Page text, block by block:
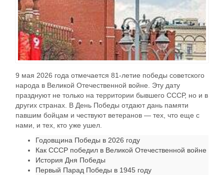
9 мая 2026 года отмечается 81-летие победы советского
народа в Великой Отечественной войне. Эту дату
празднуют не только на территории бывшего СССР, но и в
других странах. В День Победы отдают дань памяти
павшим бойцам и чествуют ветеранов — тех, что еще с
нами, и тех, кто уже ушел.
Годовщина Победы в 2026 году
Как СССР победил в Великой Отечественной войне
История Дня Победы
Первый Парад Победы в 1945 году